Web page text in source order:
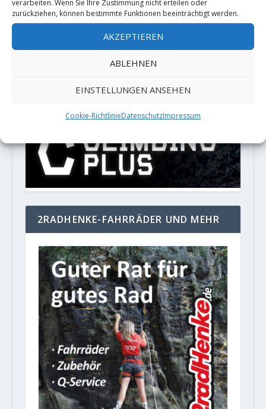
verarbeiten. Wenn Sie Ihre Zustimmung nicht erteilen oder
zurückziehen, können bestimmte Funktionen beeinträchtigt werden.
AKZEPTIEREN
ABLEHNEN
EINSTELLUNGEN ANSEHEN
Cookie-RichtlinieDatenschutzImpressum
PARTNER
English (UK)
2RADHENKE-FAHRRÄDER UND MEHR